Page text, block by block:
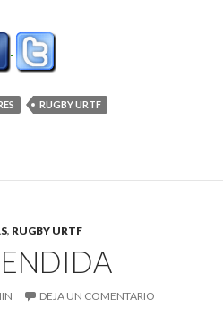
RUGBY URTF
, RUGBY URTF
DEJA UN COMENTARIO